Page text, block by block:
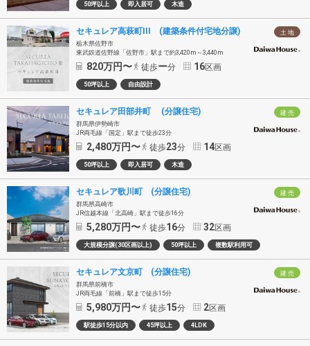
50坪以上 即入居可 木造
土 地
セキュレア高萩町III (建築条件付宅地分譲)
栃木県佐野市
東武鉄道佐野線「佐野市」駅まで約3,420m～3,440m
820万円〜 徒歩ー分 16区画
50坪以上 自由設計
建 売
セキュレア田部井町 (分譲住宅)
群馬県伊勢崎市
JR両毛線「国定」駅まで徒歩23分
2,480万円〜 徒歩23分 14区画
50坪以上 即入居可 木造
建 売
セキュレア歌川町 (分譲住宅)
群馬県高崎市
JR信越本線「北高崎」駅まで徒歩16分
5,280万円〜 徒歩16分 32区画
大規模分譲(30区画以上) 50坪以上 複数駅利用可
建 売
セキュレア文京町 (分譲住宅)
群馬県前橋市
JR両毛線「前橋」駅まで徒歩15分
5,980万円〜 徒歩15分 2区画
駅徒歩15分以内 45坪以上 4LDK